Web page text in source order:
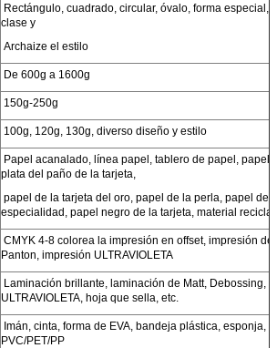
Rectángulo, cuadrado, circular, óvalo, forma especial,
clase y
Archaize el estilo
De 600g a 1600g
150g-250g
100g, 120g, 130g, diverso diseño y estilo
Papel acanalado, línea papel, tablero de papel, papel
plata del paño de la tarjeta,
papel de la tarjeta del oro, papel de la perla, papel de
especialidad, papel negro de la tarjeta, material
CMYK 4-8 colorea la impresión en offset, impresión
Panton, impresión ULTRAVIOLETA
Laminación brillante, laminación de Matt, Debossing,
ULTRAVIOLETA, hoja que sella, etc.
Imán, cinta, forma de EVA, bandeja plástica, esponja,
PVC/PET/PP